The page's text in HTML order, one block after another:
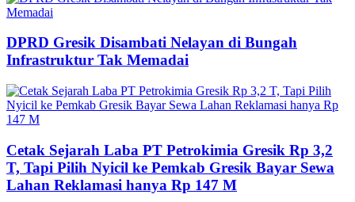
DPRD Gresik Disambati Nelayan di Bungah
Infrastruktur Tak Memadai
Cetak Sejarah Laba PT Petrokimia Gresik Rp 3,2
T, Tapi Pilih Nyicil ke Pemkab Gresik Bayar Sewa
Lahan Reklamasi hanya Rp 147 M